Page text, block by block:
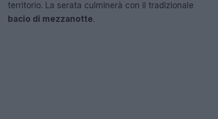
territorio. La serata culminerà con il tradizionale
bacio di mezzanotte.